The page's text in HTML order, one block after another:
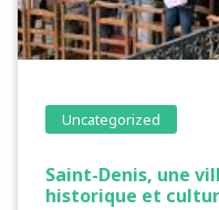
Uncategorized
Saint-Denis, une
historique et